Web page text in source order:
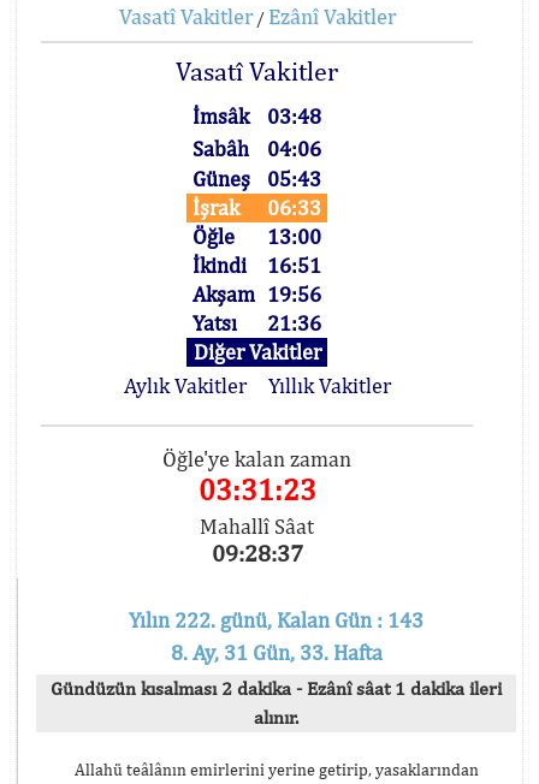
Vasatî Vakitler/ Ezânî Vakitler
Vasatî Vakitler
İmsâk
03:48
Sabâh
04:06
Güneş
05:43
İşrak
06:33
Öğle
13:00
İkindi
16:51
Akşam 19:56
Yatsı
21:36
Diğer Vakitler
Aylık Vakitler
Yıllık Vakitler
Öğle'ye kalan zaman
03:31:23
Mahallî Sâat
09:28:37
Yılın 222. günü, Kalan Gün : 143
8. Ay, 31 Gün, 33. Hafta
Gündüzün kısalması 2 dakika - Ezânî sâat 1 dakika ileri
alınır.
Allahü teâlânın emirlerini yerine getirip, yasaklarından